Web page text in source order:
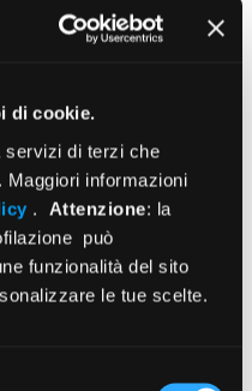
di cookie.
servizi di terzi che
Maggiori informazioni
. Attenzione: la
può
funzionalità del sito
le tue scelte.
di studio per i collegi
in 19 città